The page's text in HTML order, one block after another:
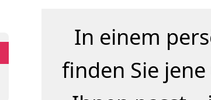
In einem
finden Sie